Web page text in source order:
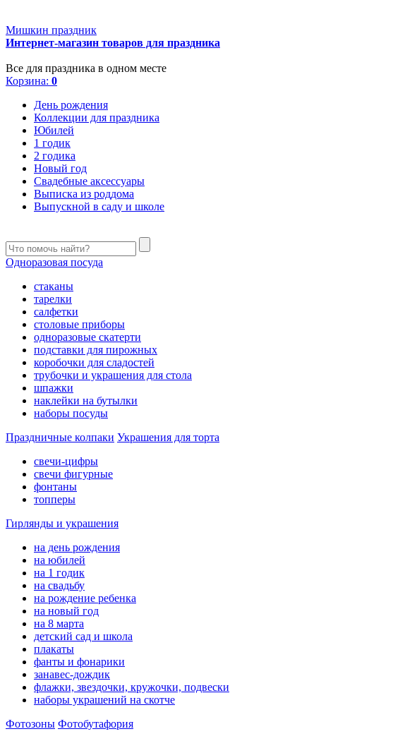
Мишкин праздник
Интернет-магазин товаров для праздника
Все для праздника в одном месте
Корзина: 0
День рождения
Коллекции для праздника
Юбилей
1 годик
2 годика
Новый год
Свадебные аксессуары
Выписка из роддома
Выпускной в саду и школе
Одноразовая посуда
стаканы
тарелки
салфетки
столовые приборы
одноразовые скатерти
подставки для пирожных
коробочки для сладостей
трубочки и украшения для стола
шпажки
наклейки на бутылки
наборы посуды
Праздничные колпаки Украшения для торта
свечи-цифры
свечи фигурные
фонтаны
топперы
Гирлянды и украшения
на день рождения
на юбилей
на 1 годик
на свадьбу
на рождение ребенка
на новый год
на 8 марта
детский сад и школа
плакаты
фанты и фонарики
занавес-дождик
флажки, звездочки, кружочки, подвески
наборы украшений на скотче
Фотозоны Фотобутафория